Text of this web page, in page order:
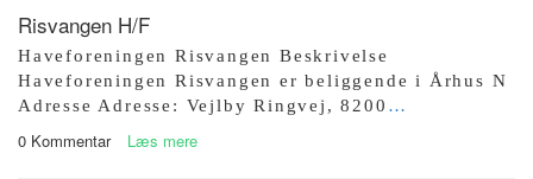
Risvangen H/F
Haveforeningen Risvangen Beskrivelse
Haveforeningen Risvangen er beliggende i Århus N
Adresse Adresse: Vejlby Ringvej, 8200 …
0 Kommentar Læs mere